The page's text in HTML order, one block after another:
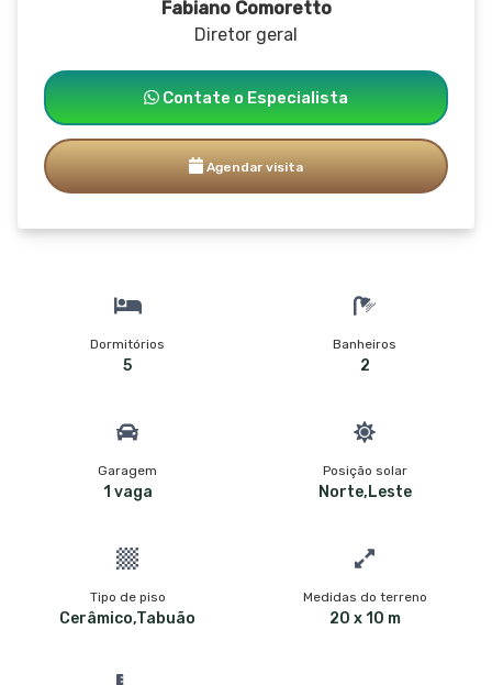
Fabiano Comoretto
Diretor geral
Contate o Especialista
Agendar visita
Dormitórios
5
Banheiros
2
Garagem
1 vaga
Posição solar
Norte,Leste
Tipo de piso
Cerâmico,Tabuão
Medidas do terreno
20 x 10 m